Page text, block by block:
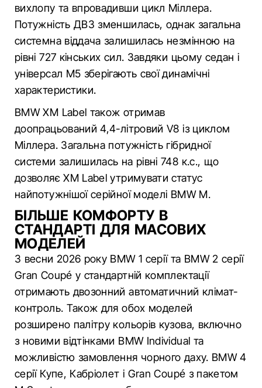
вихлопу та впровадивши цикл Міллера.
Потужність ДВЗ зменшилась, однак загальна
системна віддача залишилась незмінною на
рівні 727 кінських сил. Завдяки цьому седан і
універсал M5 зберігають свої динамічні
характеристики.
BMW XM Label також отримав
доопрацьований 4,4-літровий V8 із циклом
Міллера. Загальна потужність гібридної
системи залишилась на рівні 748 к.с., що
дозволяє XM Label утримувати статус
найпотужнішої серійної моделі BMW M.
БІЛЬШЕ КОМФОРТУ В
СТАНДАРТІ ДЛЯ МАСОВИХ
МОДЕЛЕЙ
З весни 2026 року BMW 1 серії та BMW 2 серії
Gran Coupé у стандартній комплектації
отримають двозонний автоматичний клімат-
контроль. Також для обох моделей
розширено палітру кольорів кузова, включно
з новими відтінками BMW Individual та
можливістю замовлення чорного даху. BMW 4
серії Купе, Кабріолет і Gran Coupé з пакетом